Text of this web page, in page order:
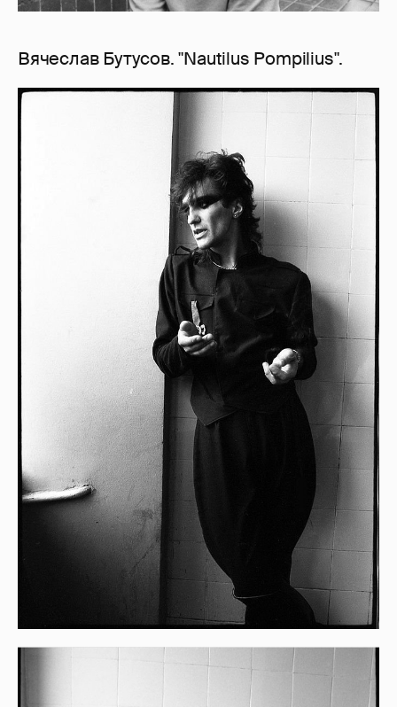
Вячеслав Бутусов. "Nautilus Pompilius".